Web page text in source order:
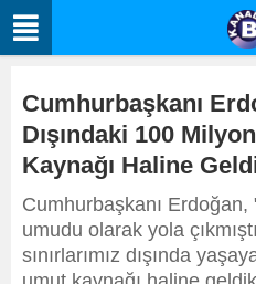
Cumhurbaşkanı
Dışındaki 100
Kaynağı Haline
Cumhurbaşkanı Erdoğan,
umudu olarak yola
sınırlarımız dışında